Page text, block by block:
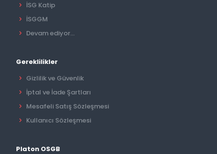
İSG Katip
İSGGM
Devam ediyor...
Gereklilikler
Gizlilik ve Güvenlik
İptal ve İade Şartları
Mesafeli Satış Sözleşmesi
Kullanıcı Sözleşmesi
Platon OSGB